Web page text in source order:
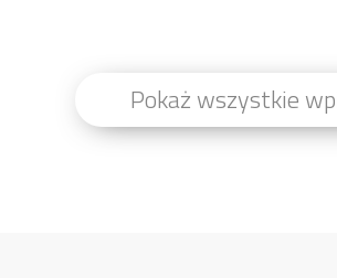
Pokaż wszystkie